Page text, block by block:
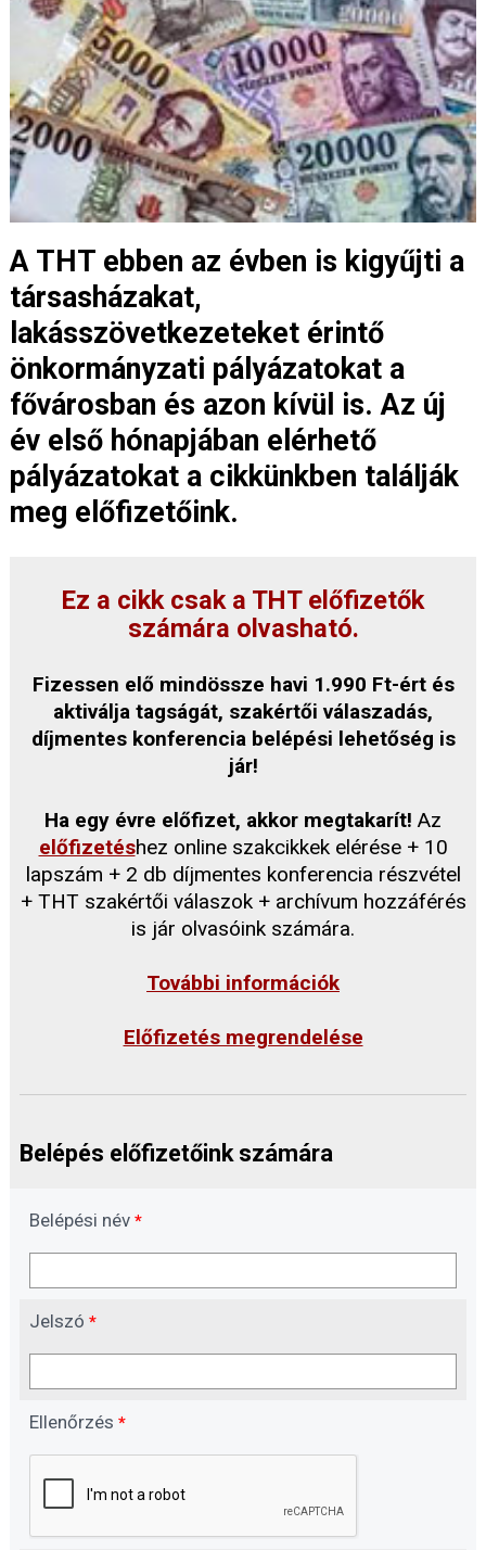
A THT ebben az évben is kigyűjti a
társasházakat,
lakásszövetkezeteket érintő
önkormányzati pályázatokat a
fővárosban és azon kívül is. Az új
év első hónapjában elérhető
pályázatokat a cikkünkben találják
meg előfizetőink.
Ez a cikk csak a THT előfizetők
számára olvasható.
Fizessen elő mindössze havi 1.990 Ft-ért és
aktiválja tagságát, szakértői válaszadás,
díjmentes konferencia belépési lehetőség is
jár!
Ha egy évre előfizet, akkor megtakarít! Az
előfizetéshez online szakcikkek elérése + 10
lapszám + 2 db díjmentes konferencia részvétel
+ THT szakértői válaszok + archívum hozzáférés
is jár olvasóink számára.
További információk
Előfizetés megrendelése
Belépés előfizetőink számára
Belépési név *
Jelszó *
Ellenőrzés *